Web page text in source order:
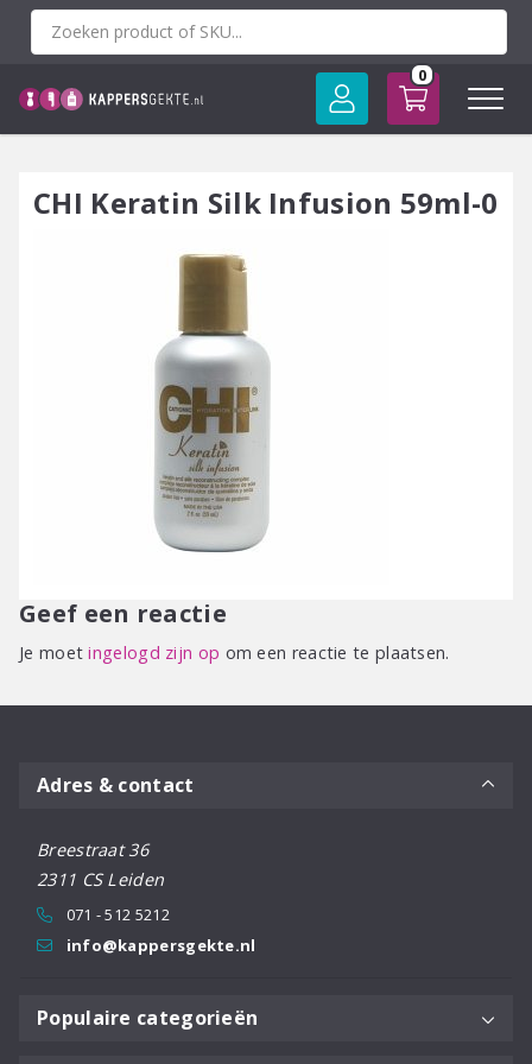
Spring
0
CHI Keratin Silk Infusion 59ml-0
Geef een reactie
Je moetingelogd zijn op om een reactie te plaatsen.
Adres & contact
Breestraat 36
2311 CS Leiden
071 - 512 5212
info@kappersgekte.nl
Populaire categorieën